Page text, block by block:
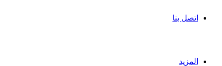
اتصل بنا
المزيد